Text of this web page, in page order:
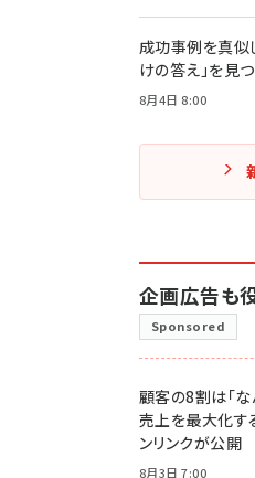
成功事例を真似
けの答え」を見
8月4日 8:00
企画広告も
Sponsored
顧客の8割は「な
売上を最大化す
ンリンクが公開
8月3日 7:00